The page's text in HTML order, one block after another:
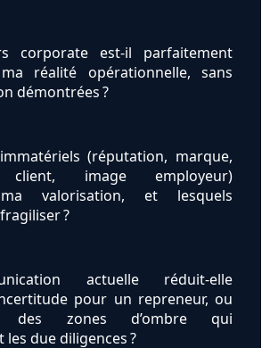
corporate est-il parfaitement
réalité opérationnelle, sans
démontrées ?
(réputation, marque,
client, image employeur)
valorisation, et lesquels
?
actuelle réduit-elle
pour un repreneur, ou
des zones d’ombre qui
due diligences ?